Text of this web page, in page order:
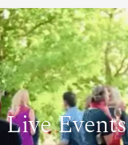
Live Events